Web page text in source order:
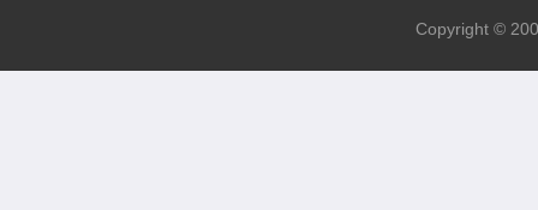
Copyright ©